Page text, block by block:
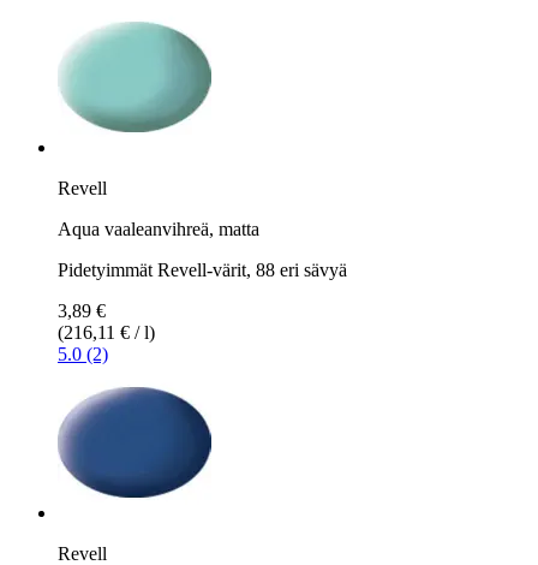
Revell
Aqua vaaleanvihreä, matta
Pidetyimmät Revell-värit, 88 eri sävyä
3,89 €
(216,11 € / l)
5.0 (2)
Revell